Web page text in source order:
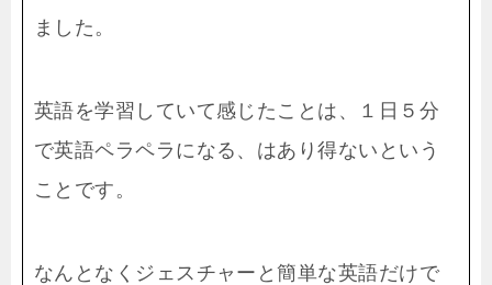
ました。
英語を学習していて感じたことは、１日５分
で英語ペラペラになる、はあり得ないという
ことです。
なんとなくジェスチャーと簡単な英語だけで